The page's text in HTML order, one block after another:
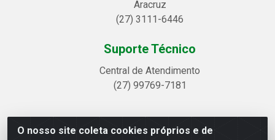
O nosso site coleta cookies próprios e de
Aracruz
(27) 3111-6446
Suporte Técnico
Central de Atendimento
(27) 99769-7181